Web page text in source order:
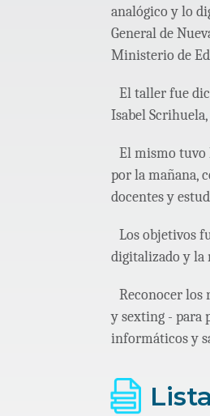
analógico y lo
General de
Ministerio de
El taller fue
Isabel
El mismo tuvo
por la mañana,
docentes y
Los objetivos
digitalizado y la
Reconocer los
y sexting - para
informáticos y